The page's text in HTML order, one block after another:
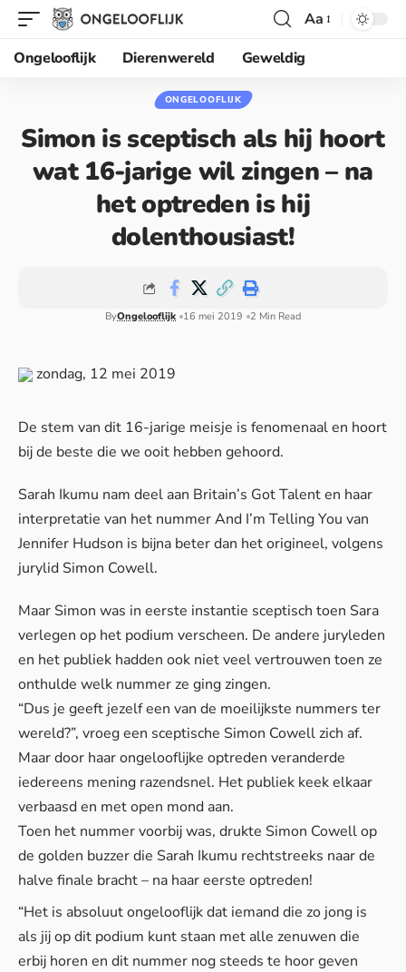
Aa
Ongelooflijk
Dierenwereld Geweldig
ONGELOOFLIJK
Simon is sceptisch als hij hoort
wat 16-jarige wil zingen – na
het optreden is hij
dolenthousiast!
ByOngelooflijk 16 mei 2019 2 Min Read
zondag, 12 mei 2019
De stem van dit 16-jarige meisje is fenomenaal en hoort
bij de beste die we ooit hebben gehoord.
Sarah Ikumu nam deel aan Britain’s Got Talent en haar
interpretatie van het nummer And I’m Telling You van
Jennifer Hudson is bijna beter dan het origineel, volgens
jurylid Simon Cowell.
Maar Simon was in eerste instantie sceptisch toen Sara
verlegen op het podium verscheen. De andere juryleden
en het publiek hadden ook niet veel vertrouwen toen ze
onthulde welk nummer ze ging zingen.
“Dus je geeft jezelf een van de moeilijkste nummers ter
wereld?”, vroeg een sceptische Simon Cowell zich af.
Maar door haar ongelooflijke optreden veranderde
iedereens mening razendsnel. Het publiek keek elkaar
verbaasd en met open mond aan.
Toen het nummer voorbij was, drukte Simon Cowell op
de golden buzzer die Sarah Ikumu rechtstreeks naar de
halve finale bracht – na haar eerste optreden!
“Het is absoluut ongelooflijk dat iemand die zo jong is
als jij op dit podium kunt staan ​​met alle zenuwen die
erbij horen en dit nummer nog steeds te hoor geven